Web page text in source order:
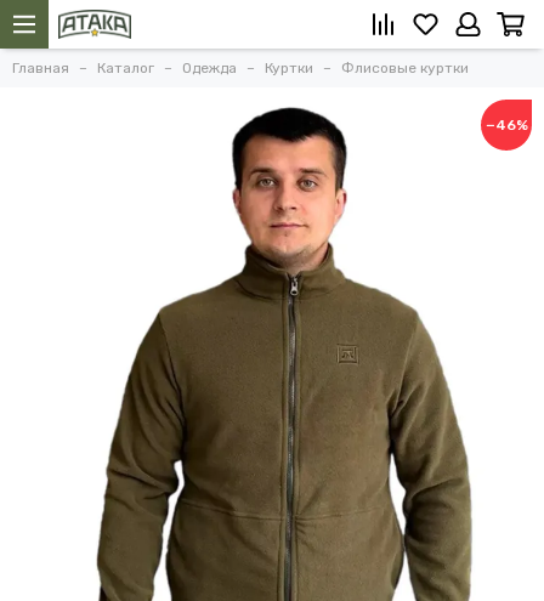
Главная Каталог Одежда Куртки Флисовые куртки
−46%